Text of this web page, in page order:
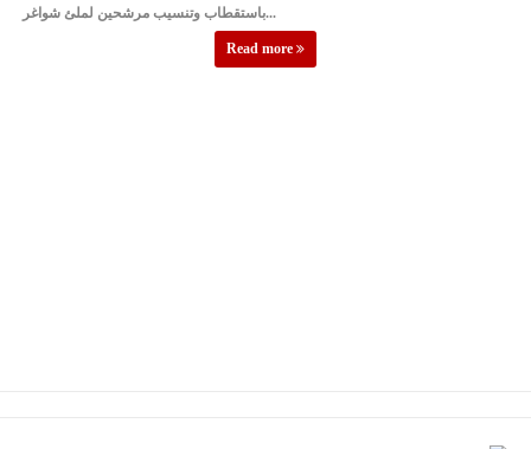
باستقطاب وتنسيب مرشحين لملئ شواغر...
Read more